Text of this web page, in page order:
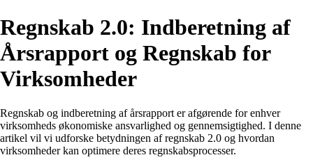
Regnskab 2.0: Indberetning af
Årsrapport og Regnskab for
Virksomheder
Regnskab og indberetning af årsrapport er afgørende for enhver
virksomheds økonomiske ansvarlighed og gennemsigtighed. I denne
artikel vil vi udforske betydningen af regnskab 2.0 og hvordan
virksomheder kan optimere deres regnskabsprocesser.